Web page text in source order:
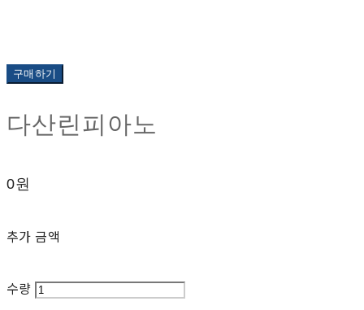
구매하기
다산린피아노
0원
추가 금액
수량